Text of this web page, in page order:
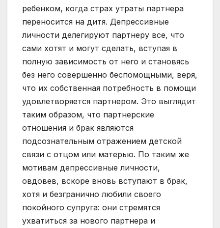
ребенком, когда страх утраты партнера
переносится на дитя. Депрессивные
личности делегируют партнеру все, что
сами хотят и могут сделать, вступая в
полную зависимость от него и становясь
без него совершенно беспомощными, веря,
что их собственная потребность в помощи
удовлетворяется партнером. Это выглядит
таким образом, что партнерские
отношения и брак являются
подсознательным отражением детской
связи с отцом или матерью. По таким же
мотивам депрессивные личности,
овдовев, вскоре вновь вступают в брак,
хотя и безгранично любили своего
покойного супруга: они стремятся
ухватиться за нового партнера и